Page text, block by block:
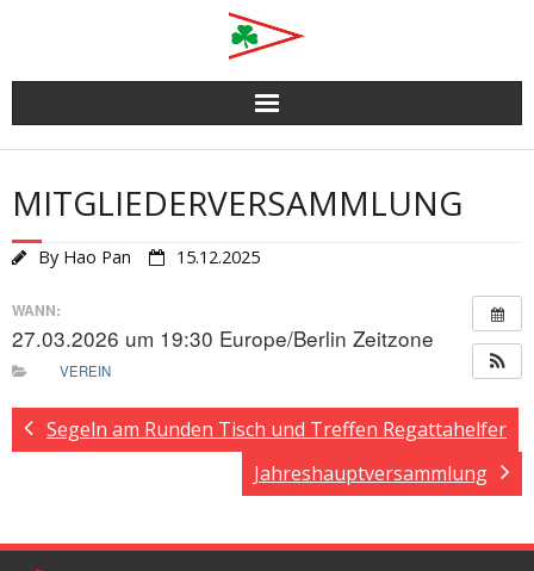
content
MITGLIEDERVERSAMMLUNG
By Hao Pan 15.12.2025
WANN:
27.03.2026 um 19:30 Europe/Berlin Zeitzone
VEREIN
Segeln am Runden Tisch und Treffen Regattahelfer
Jahreshauptversammlung